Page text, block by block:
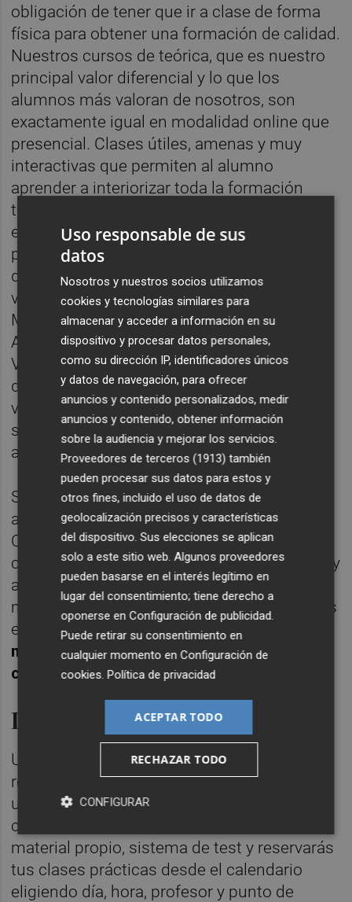
obligación de tener que ir a clase de forma
física para obtener una formación de calidad.
Nuestros cursos de teórica, que es nuestro
principal valor diferencial y lo que los
alumnos más valoran de nosotros, son
exactamente igual en modalidad online que
presencial. Clases útiles, amenas y muy
interactivas que permiten al alumno
aprender a interiorizar toda la formación
teórica en 6 días. Por ello, la gente cada vez
es más proactiva a la formación online
porque así pueden hacer el curso de teórica
desde donde quieran, incluso estando de
vacaciones en la playa, por ejemplo” afirma
Marta Gómez, responsable de marketing de
Autius. Es por esto, que Autius llega a
Valencia ofreciendo únicamente sus cursos
de teórica en modalidad online. La gran
variedad de horarios que ofrece es otro de
sus éxitos y seguro tienen uno que se
adapte a tu agenda, no tendrás excusa
Su método propio, además, garantiza el
aprobado a la primera si sigues sus pasos.
Conectarte a clase los 6 días que dura el
curso, llegar al nivel 5 de su sistema de test y
aprobar al menos el 80% en menos de dos
meses. Si cumples el método, en 7 semanas
estarás al volante ysi has seguido el
método y no apruebas en primera
convocatoria, ¡te devuelven el dinero!
La autoescuela en el móvil
Una vez te hayas dado de alta y estés
registrado, accediendo a la APP con tu
usuario y contraseña tendrás acceso al
curso de teórica a través de un enlace,
material propio, sistema de test y reservarás
tus clases prácticas desde el calendario
eligiendo día, hora, profesor y punto de
Uso responsable de sus
datos
Nosotros y nuestros socios utilizamos
cookies y tecnologías similares para
almacenar y acceder a información en su
dispositivo y procesar datos personales,
como su dirección IP, identificadores únicos
y datos de navegación, para ofrecer
anuncios y contenido personalizados, medir
anuncios y contenido, obtener información
sobre la audiencia y mejorar los servicios.
Proveedores de terceros (1913) también
pueden procesar sus datos para estos y
otros fines, incluido el uso de datos de
geolocalización precisos y características
del dispositivo. Sus elecciones se aplican
solo a este sitio web. Algunos proveedores
pueden basarse en el interés legítimo en
lugar del consentimiento; tiene derecho a
oponerse enConfiguración de publicidad
Puede retirar su consentimiento en
cualquier momento enConfiguración de
cookies .Política de privacidad
ACEPTAR TODO
RECHAZAR TODO
CONFIGURAR